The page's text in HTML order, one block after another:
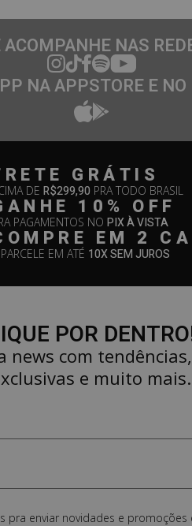
ACOMPANHE NAS
NA APPSTORE E
GRÁTIS
DER$299,90 PRA TODO BRASIL
10% OFF
PAGAMENTOS NOPIX À VISTA
EM 2
EM ATÉ 10X SEM JUROS
POR
news com
e muito mais.
pra enviar novidades e promoções